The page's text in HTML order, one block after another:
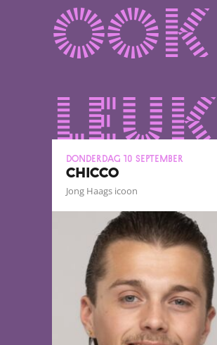
ook
leuk
donderdag 10 september
CHICCO
Jong Haags icoon